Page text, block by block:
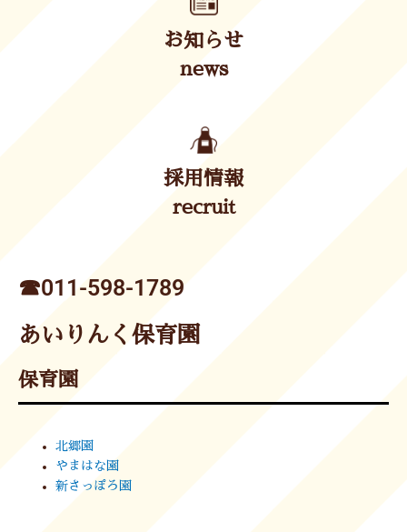
お知らせ
news
採用情報
recruit
☎︎011-598-1789
あいりんく保育園
保育園
北郷園
やまはな園
新さっぽろ園